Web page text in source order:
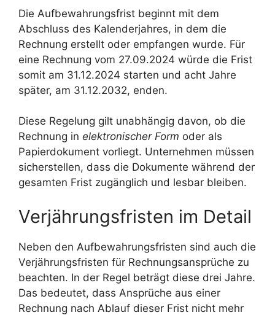
Die Aufbewahrungsfrist beginnt mit dem
Abschluss des Kalenderjahres, in dem die
Rechnung erstellt oder empfangen wurde. Für
eine Rechnung vom 27.09.2024 würde die Frist
somit am 31.12.2024 starten und acht Jahre
später, am 31.12.2032, enden.
Diese Regelung gilt unabhängig davon, ob die
Rechnung in elektronischer Form oder als
Papierdokument vorliegt. Unternehmen müssen
sicherstellen, dass die Dokumente während der
gesamten Frist zugänglich und lesbar bleiben.
Verjährungsfristen im Detail
Neben den Aufbewahrungsfristen sind auch die
Verjährungsfristen für Rechnungsansprüche zu
beachten. In der Regel beträgt diese drei Jahre.
Das bedeutet, dass Ansprüche aus einer
Rechnung nach Ablauf dieser Frist nicht mehr